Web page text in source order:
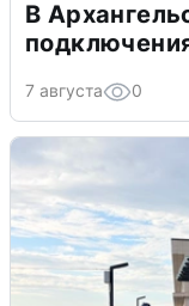
В
7 августа 0